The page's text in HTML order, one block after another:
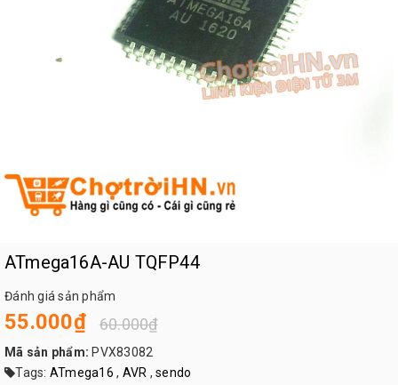
ATmega16A-AU TQFP44
Đánh giá sản phẩm
55.000₫ 60.000₫
Mã sản phẩm: PVX83082
Tags: ATmega16 , AVR , sendo